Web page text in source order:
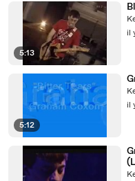
5:13
il
5:12
il